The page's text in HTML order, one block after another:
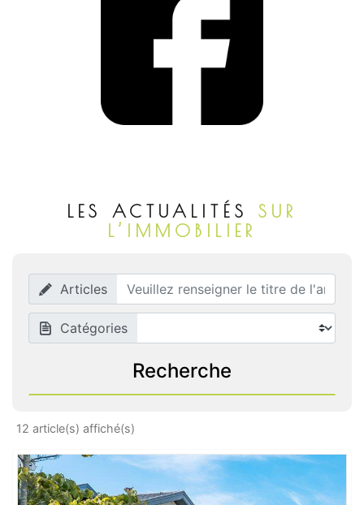
LES ACTUALITÉS SUR
L’IMMOBILIER
Articles
Catégories
Recherche
12 article(s) affiché(s)